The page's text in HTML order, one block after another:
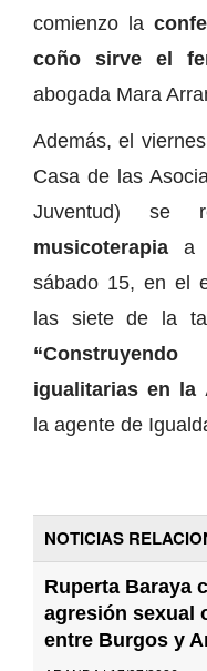
comienzo la
coño sirve el
abogada Mara
Además, el
Casa de las
Juventud) se
musicoterapia a
sábado 15, en el
las siete de la
igualitarias en la
la agente de
NOTICIAS
Ruperta Baraya
agresión sexual
entre Burgos y